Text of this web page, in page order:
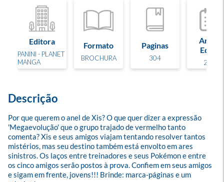
Editora
PANINI - PLANET
MANGA
Formato
BROCHURA
Paginas
304
Ano de
Edição
2025
Descrição
Por que querem o anel de Xis? O que quer dizer a expressão
'Megaevolução' que o grupo trajado de vermelho tanto
comenta? Xis e seus amigos viajam tentando resolver tantos
mistérios, mas seu destino também está envolto em ares
sinistros. Os laços entre treinadores e seus Pokémon e entre
os cinco amigos serão postos à prova. Confiem em seus amigos
e sigam em frente, jovens!!! Brinde: marca-páginas e um